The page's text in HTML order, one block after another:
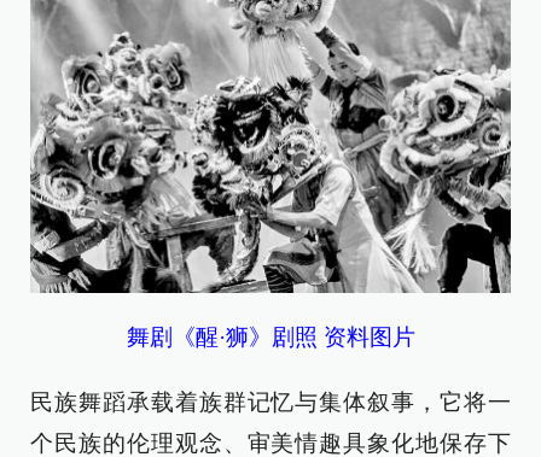
舞剧《醒·狮》剧照 资料图片
民族舞蹈承载着族群记忆与集体叙事，它将一
个民族的伦理观念、审美情趣具象化地保存下